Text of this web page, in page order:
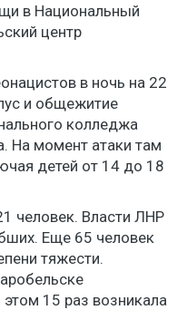
в Национальный
центр
в ночь на 22
и общежитие
колледжа
На момент атаки там
детей от 14 до 18
человек. Власти ЛНР
Еще 65 человек
тяжести.
15 раз возникала